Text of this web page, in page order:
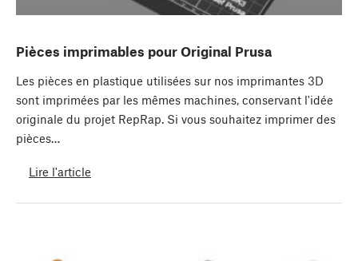
Pièces imprimables pour Original Prusa
Les pièces en plastique utilisées sur nos imprimantes 3D
sont imprimées par les mêmes machines, conservant l'idée
originale du projet RepRap. Si vous souhaitez imprimer des
pièces…
Lire l'article